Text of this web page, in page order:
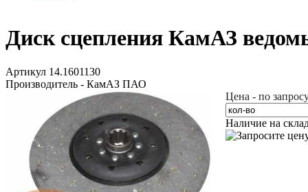
Диск сцепления КамАЗ
Артикул 14.1601130
Производитель - КамАЗ ПАО
Цена - по
Наличие на